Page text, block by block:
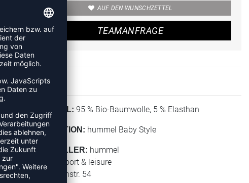
AUF DEN WUNSCHZETTEL
TEAMANFRAGE
MATERIAL: 95 % Bio-Baumwolle, 5 % Elasthan
KOLLEKTION: hummel Baby Style
HERSTELLER: hummel
hummel sport & leisure
Leverkusenstr. 54